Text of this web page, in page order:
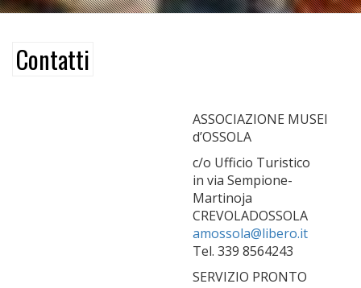
Contatti
ASSOCIAZIONE MUSEI
d’OSSOLA
c/o Ufficio Turistico
in via Sempione-
Martinoja
CREVOLADOSSOLA
amossola@libero.it
Tel. 339 8564243
SERVIZIO PRONTO